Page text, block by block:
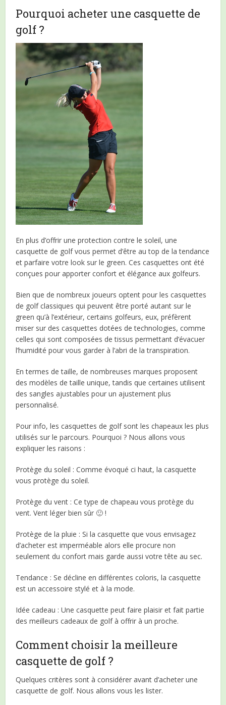
Pourquoi acheter une casquette de
golf ?
En plus d’offrir une protection contre le soleil, une
casquette de golf vous permet d’être au top de la tendance
et parfaire votre look sur le green. Ces casquettes ont été
conçues pour apporter confort et élégance aux golfeurs.
Bien que de nombreux joueurs optent pour les casquettes
de golf classiques qui peuvent être porté autant sur le
green qu’à l’extérieur, certains golfeurs, eux, préfèrent
miser sur des casquettes dotées de technologies, comme
celles qui sont composées de tissus permettant d’évacuer
l’humidité pour vous garder à l’abri de la transpiration.
En termes de taille, de nombreuses marques proposent
des modèles de taille unique, tandis que certaines utilisent
des sangles ajustables pour un ajustement plus
personnalisé.
Pour info, les casquettes de golf sont les chapeaux les plus
utilisés sur le parcours. Pourquoi ? Nous allons vous
expliquer les raisons :
Protège du soleil : Comme évoqué ci haut, la casquette
vous protège du soleil.
Protège du vent : Ce type de chapeau vous protège du
vent. Vent léger bien sûr 🙂 !
Protège de la pluie : Si la casquette que vous envisagez
d’acheter est imperméable alors elle procure non
seulement du confort mais garde aussi votre tête au sec.
Tendance : Se décline en différentes coloris, la casquette
est un accessoire stylé et à la mode.
Idée cadeau : Une casquette peut faire plaisir et fait partie
des meilleurs cadeaux de golf à offrir à un proche.
Comment choisir la meilleure
casquette de golf ?
Quelques critères sont à considérer avant d’acheter une
casquette de golf. Nous allons vous les lister.